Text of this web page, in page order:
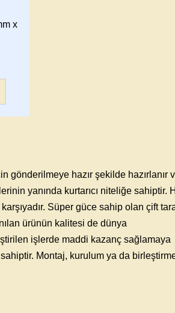
x
gönderilmeye hazır şekilde hazırlanır
yanında kurtarıcı niteliğe sahiptir.
Süper güce sahip olan çift
ürünün kalitesi de dünya
işlerde maddi kazanç sağlamaya
Montaj, kurulum ya da